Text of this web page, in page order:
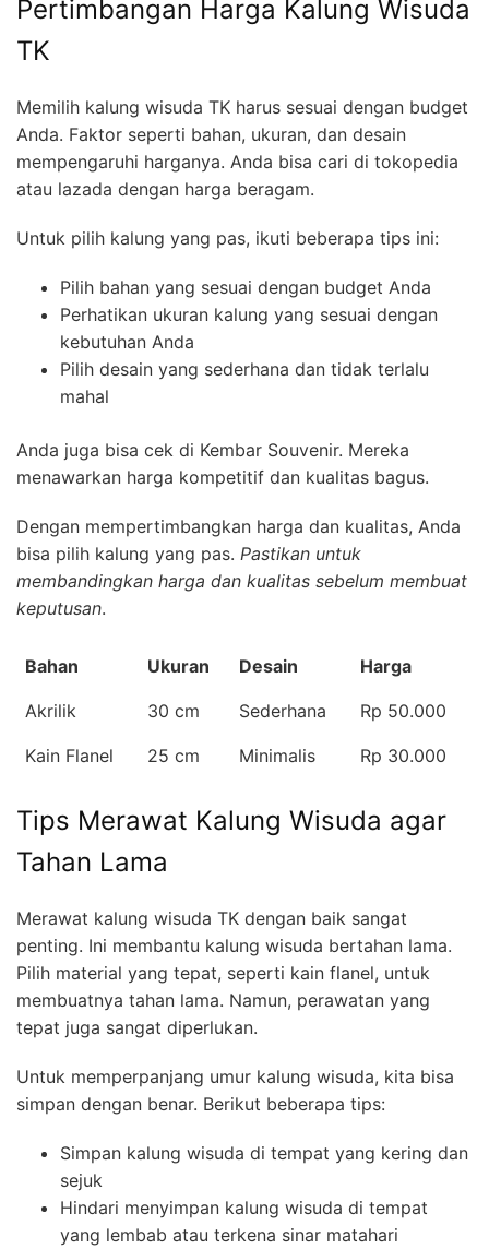
Pertimbangan Harga Kalung Wisuda
TK
Memilih kalung wisuda TK harus sesuai dengan budget
Anda. Faktor seperti bahan, ukuran, dan desain
mempengaruhi harganya. Anda bisa cari di tokopedia
atau lazada dengan harga beragam.
Untuk pilih kalung yang pas, ikuti beberapa tips ini:
Pilih bahan yang sesuai dengan budget Anda
Perhatikan ukuran kalung yang sesuai dengan
kebutuhan Anda
Pilih desain yang sederhana dan tidak terlalu
mahal
Anda juga bisa cek di Kembar Souvenir. Mereka
menawarkan harga kompetitif dan kualitas bagus.
Dengan mempertimbangkan harga dan kualitas, Anda
bisa pilih kalung yang pas. Pastikan untuk
membandingkan harga dan kualitas sebelum membuat
keputusan.
Bahan Ukuran Desain Harga
Akrilik 30 cm Sederhana Rp 50.000
Kain Flanel 25 cm Minimalis Rp 30.000
Tips Merawat Kalung Wisuda agar
Tahan Lama
Merawat kalung wisuda TK dengan baik sangat
penting. Ini membantu kalung wisuda bertahan lama.
Pilih material yang tepat, seperti kain flanel, untuk
membuatnya tahan lama. Namun, perawatan yang
tepat juga sangat diperlukan.
Untuk memperpanjang umur kalung wisuda, kita bisa
simpan dengan benar. Berikut beberapa tips:
Simpan kalung wisuda di tempat yang kering dan
sejuk
Hindari menyimpan kalung wisuda di tempat
yang lembab atau terkena sinar matahari